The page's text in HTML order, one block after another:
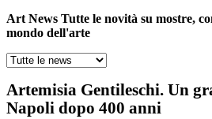
Art News Tutte le novità su mostre,
mondo dell'arte
Artemisia Gentileschi. Un
Napoli dopo 400 anni